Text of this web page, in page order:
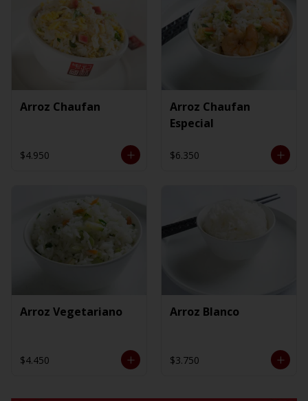
Arroz Chaufan
$4.950
Arroz Chaufan
Especial
$6.350
Arroz Vegetariano
$4.450
Arroz Blanco
$3.750